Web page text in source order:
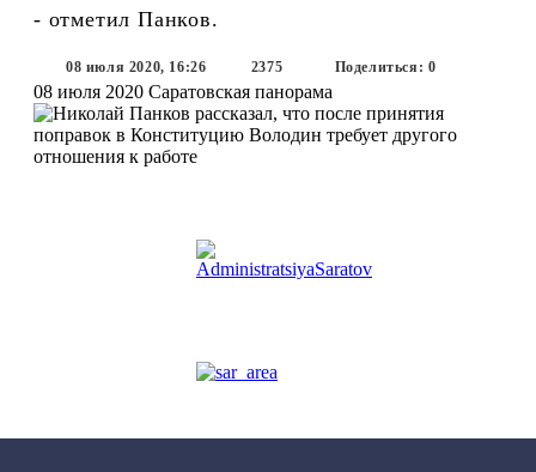
- отметил Панков.
08 июля 2020, 16:26 2375 Поделиться: 0
08 июля 2020 Саратовская панорама